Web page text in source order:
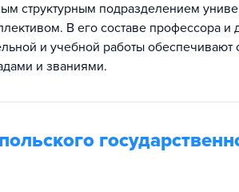
структурным подразделением
В его составе профессора и
и учебной работы обеспечивают
и званиями.